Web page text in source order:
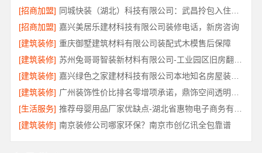
[招商加盟]
同城快装（湖北）科技有限公司：武昌拎包入住改造智能家装
[招商加盟] 嘉兴美居乐建材科技有限公司装修电话，新房咨询
[建筑装修] 重庆御墅建筑材料有限公司装配式木模售后保障
[建筑装修]
[建筑装修]
嘉兴绿色之家建材科技有限公司本地知名房屋装修服务环保
[建筑装修]
[生活服务]
[建筑装修] 南京装修公司哪家环保？南京市创亿讯全包靠谱